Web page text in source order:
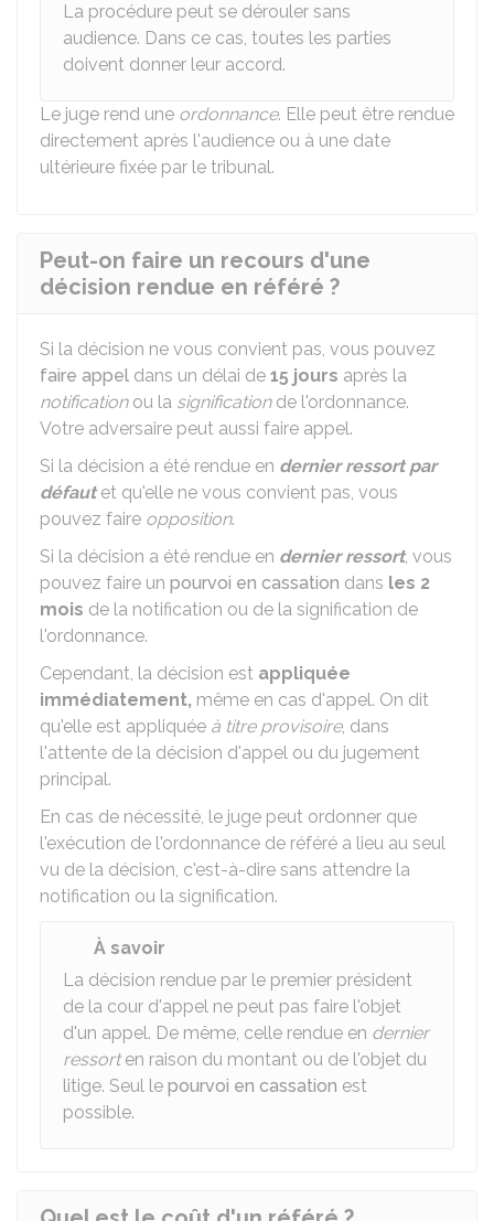
La procédure peut se dérouler sans
audience. Dans ce cas, toutes les parties
doivent donner leur accord.
Le juge rend une ordonnance. Elle peut être rendue
directement après l'audience ou à une date
ultérieure fixée par le tribunal.
Peut-on faire un recours d'une
décision rendue en référé ?
Si la décision ne vous convient pas, vous pouvez
faire appel dans un délai de 15 jours après la
notificationou la significationde l'ordonnance.
Votre adversaire peut aussi faire appel.
Si la décision a été rendue en dernier ressort par
défautet qu'elle ne vous convient pas, vous
pouvez faire opposition.
Si la décision a été rendue en dernier ressort, vous
pouvez faire un pourvoi en cassation dans les 2
mois de la notification ou de la signification de
l'ordonnance.
Cependant, la décision est appliquée
immédiatement, même en cas d'appel. On dit
qu'elle est appliquée à titre provisoire, dans
l'attente de la décision d'appel ou du jugement
principal.
En cas de nécessité, le juge peut ordonner que
l'exécution de l'ordonnance de référé a lieu au seul
vu de la décision, c'est-à-dire sans attendre la
notification ou la signification.
À savoir
La décision rendue par le premier président
de la cour d'appel ne peut pas faire l'objet
d'un appel. De même, celle rendue en dernier
ressorten raison du montant ou de l'objet du
litige. Seul le pourvoi en cassation est
possible.